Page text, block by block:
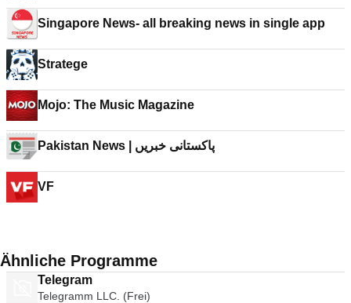
Singapore News- all breaking news in single app
Stratege
Mojo: The Music Magazine
Pakistan News | پاکستانی خبریں
VF
Ähnliche Programme
Telegram
Telegramm LLC. (Frei)